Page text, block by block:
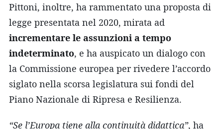
Pittoni, inoltre, ha rammentato una proposta di
legge presentata nel 2020, mirata ad
incrementare le assunzioni a tempo
indeterminato, e ha auspicato un dialogo con
la Commissione europea per rivedere l’accordo
siglato nella scorsa legislatura sui fondi del
Piano Nazionale di Ripresa e Resilienza.
“Se l’Europa tiene alla continuità didattica”, ha